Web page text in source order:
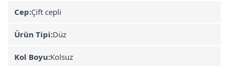
Cep:Çift cepli
Ürün Tipi:Düz
Kol Boyu:Kolsuz